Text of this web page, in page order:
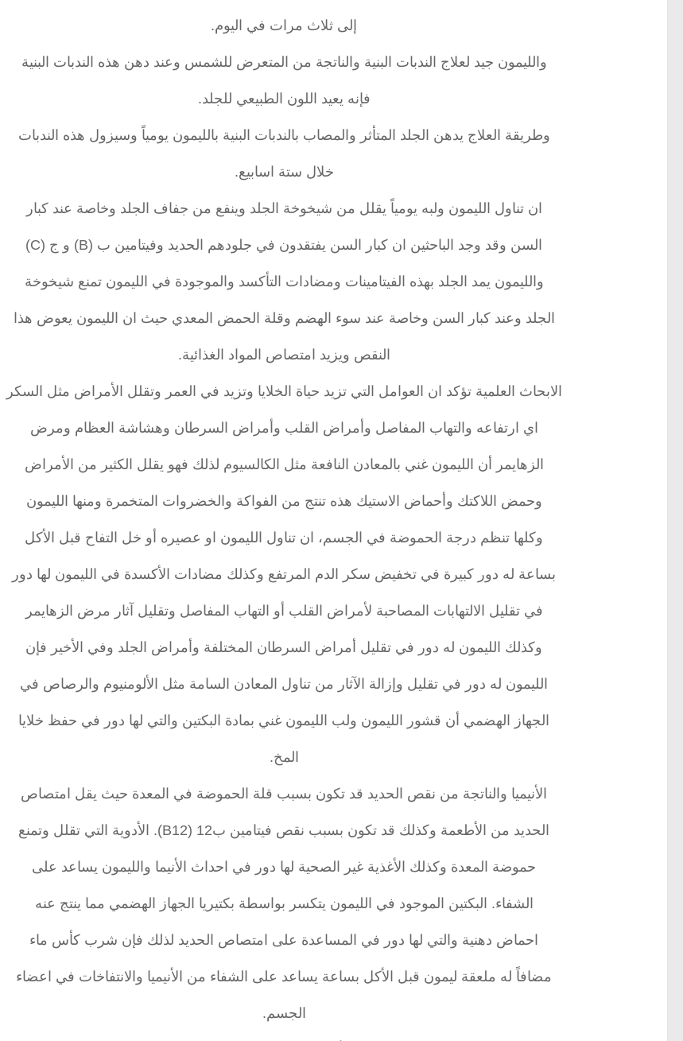
إلى ثلاث مرات في اليوم.
والليمون جيد لعلاج الندبات البنية والناتجة من المتعرض للشمس وعند دهن هذه الندبات البنية
فإنه يعيد اللون الطبيعي للجلد.
وطريقة العلاج يدهن الجلد المتأثر والمصاب بالندبات البنية بالليمون يومياً وسيزول هذه الندبات
خلال ستة اسابيع.
ان تناول الليمون ولبه يومياً يقلل من شيخوخة الجلد وينفع من جفاف الجلد وخاصة عند كبار
السن وقد وجد الباحثين ان كبار السن يفتقدون في جلودهم الحديد وفيتامين ب (B) و ج (C)
والليمون يمد الجلد بهذه الفيتامينات ومضادات التأكسد والموجودة في الليمون تمنع شيخوخة
الجلد وعند كبار السن وخاصة عند سوء الهضم وقلة الحمض المعدي حيث ان الليمون يعوض هذا
النقص ويزيد امتصاص المواد الغذائية.
الابحاث العلمية تؤكد ان العوامل التي تزيد حياة الخلايا وتزيد في العمر وتقلل الأمراض مثل السكر
اي ارتفاعه والتهاب المفاصل وأمراض القلب وأمراض السرطان وهشاشة العظام ومرض
الزهايمر أن الليمون غني بالمعادن النافعة مثل الكالسيوم لذلك فهو يقلل الكثير من الأمراض
وحمض اللاكتك وأحماض الاستيك هذه تنتج من الفواكة والخضروات المتخمرة ومنها الليمون
وكلها تنظم درجة الحموضة في الجسم، ان تناول الليمون او عصيره أو خل التفاح قبل الأكل
بساعة له دور كبيرة في تخفيض سكر الدم المرتفع وكذلك مضادات الأكسدة في الليمون لها دور
في تقليل الالتهابات المصاحبة لأمراض القلب أو التهاب المفاصل وتقليل آثار مرض الزهايمر
وكذلك الليمون له دور في تقليل أمراض السرطان المختلفة وأمراض الجلد وفي الأخير فإن
الليمون له دور في تقليل وإزالة الآثار من تناول المعادن السامة مثل الألومنيوم والرصاص في
الجهاز الهضمي أن قشور الليمون ولب الليمون غني بمادة البكتين والتي لها دور في حفظ خلايا
المخ.
الأنيميا والناتجة من نقص الحديد قد تكون بسبب قلة الحموضة في المعدة حيث يقل امتصاص
الحديد من الأطعمة وكذلك قد تكون بسبب نقص فيتامين ب12 (B12). الأدوية التي تقلل وتمنع
حموضة المعدة وكذلك الأغذية غير الصحية لها دور في احداث الأنيما والليمون يساعد على
الشفاء. البكتين الموجود في الليمون يتكسر بواسطة بكتيريا الجهاز الهضمي مما ينتج عنه
احماض دهنية والتي لها دور في المساعدة على امتصاص الحديد لذلك فإن شرب كأس ماء
مضافاً له ملعقة ليمون قبل الأكل بساعة يساعد على الشفاء من الأنيميا والانتفاخات في اعضاء
الجسم.